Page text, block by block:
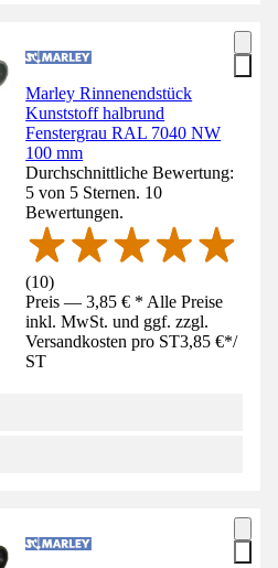
Marley Rinnenendstück
Kunststoff halbrund
Fenstergrau RAL 7040 NW
100 mm
Durchschnittliche Bewertung:
5 von 5 Sternen. 10
Bewertungen.
(10)
Preis — 3,85 € * Alle Preise
inkl. MwSt. und ggf. zzgl.
Versandkosten pro ST3,85 €*/
ST